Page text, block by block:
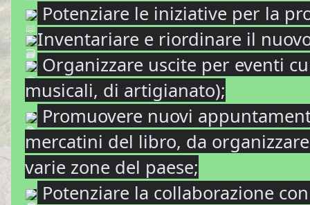
Potenziare le iniziative per la
Inventariare e riordinare il
Organizzare uscite per eventi
musicali, di artigianato);
Promuovere nuovi
mercatini del libro, da
varie zone del paese;
Potenziare la collaborazione